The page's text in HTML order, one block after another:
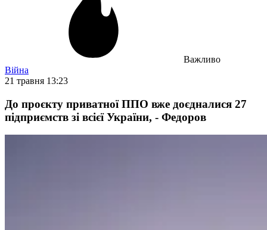
Важливо
Війна
21 травня 13:23
До проєкту приватної ППО вже доєдналися 27
підприємств зі всієї України, - Федоров